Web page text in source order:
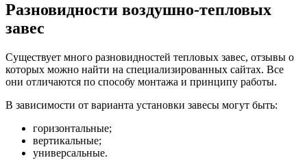
Разновидности воздушно-тепловых
завес
Существует много разновидностей тепловых завес, отзывы о
которых можно найти на специализированных сайтах. Все
они отличаются по способу монтажа и принципу работы.
В зависимости от варианта установки завесы могут быть:
горизонтальные;
вертикальные;
универсальные.